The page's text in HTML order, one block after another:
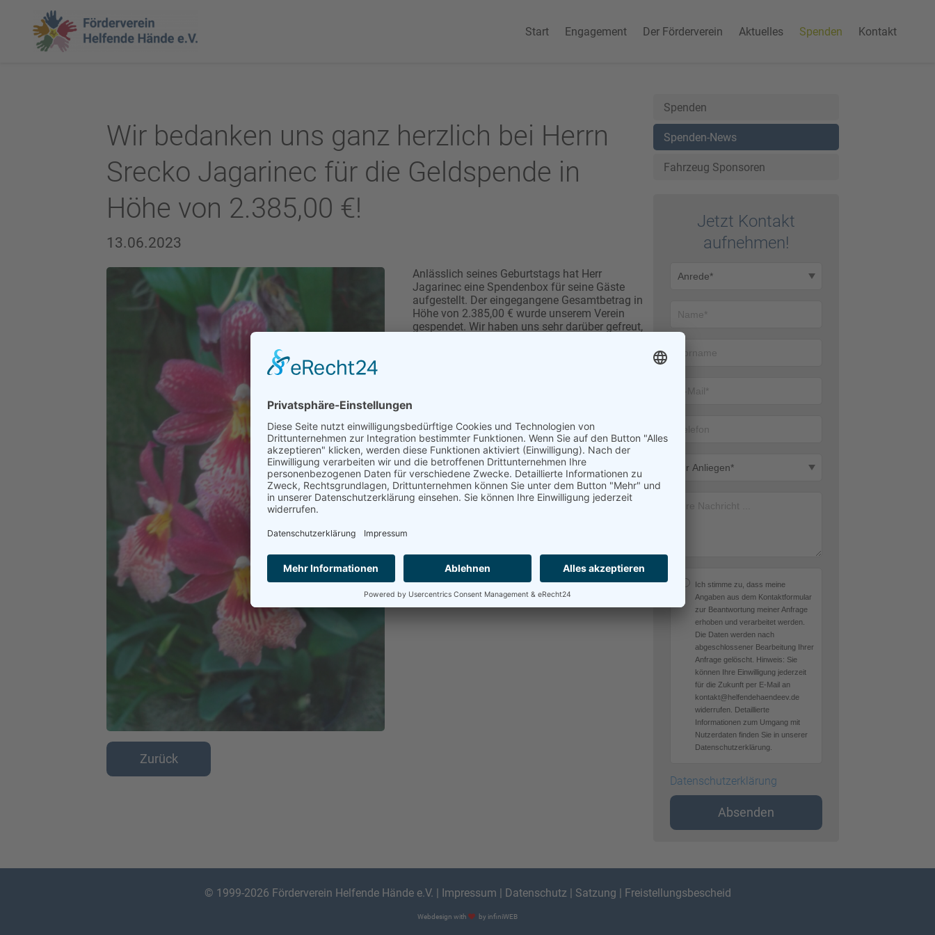
Start Engagement Der Förderverein Aktuelles Spenden Kontakt
Wir bedanken uns ganz herzlich bei Herrn
Srecko Jagarinec für die Geldspende in
Höhe von 2.385,00 €!
13.06.2023
Anlässlich seines Geburtstags hat Herr
Jagarinec eine Spendenbox für seine Gäste
aufgestellt. Der eingegangene Gesamtbetrag in
Höhe von 2.385,00 € wurde unserem Verein
gespendet. Wir haben uns sehr darüber gefreut,
Zurück
Spenden
Spenden-News
Fahrzeug Sponsoren
Jetzt Kontakt
auf­nehmen!
Ich stimme zu, dass meine
Angaben aus dem Kontaktformular
zur Beantwortung meiner Anfrage
erhoben und verarbeitet werden.
Die Daten werden nach
abgeschlossener Bearbeitung Ihrer
Anfrage gelöscht. Hinweis: Sie
können Ihre Einwilligung jederzeit
für die Zukunft per E-Mail an
kontakt@helfendehaendeev.de
widerrufen. Detaillierte
Informationen zum Umgang mit
Nutzerdaten finden Sie in unserer
Datenschutzerklärung.
Datenschutzerklärung
Absenden
© 1999-2026 Förderverein Helfende Hände e.V. Impressum Datenschutz| Satzung Freistellungsbescheid
Webdesign with by infiniWEB